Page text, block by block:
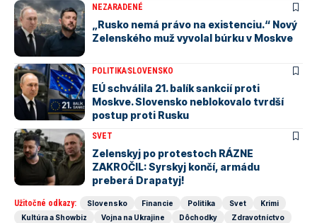
NEZARADENÉ
„Rusko nemá právo na existenciu.“ Nový
Zelenského muž vyvolal búrku v Moskve
POLITIKASLOVENSKO
EÚ schválila 21. balík sankcií proti
Moskve. Slovensko neblokovalo tvrdší
postup proti Rusku
SVET
Zelenskyj po protestoch RÁZNE
ZAKROČIL: Syrskyj končí, armádu
preberá Drapatyj!
Užitočné odkazy: Slovensko Financie Politika Svet
Krimi
Kultúra a Showbiz
Vojna na Ukrajine Dôchodky
Zdravotníctvo